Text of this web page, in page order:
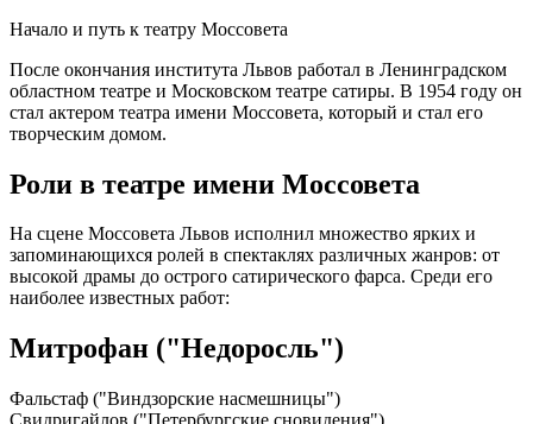
Начало и путь к театру Моссовета
После окончания института Львов работал в Ленинградском
областном театре и Московском театре сатиры. В 1954 году он
стал актером театра имени Моссовета, который и стал его
творческим домом.
Роли в театре имени Моссовета
На сцене Моссовета Львов исполнил множество ярких и
запоминающихся ролей в спектаклях различных жанров: от
высокой драмы до острого сатирического фарса. Среди его
наиболее известных работ:
Митрофан ("Недоросль")
Фальстаф ("Виндзорские насмешницы")